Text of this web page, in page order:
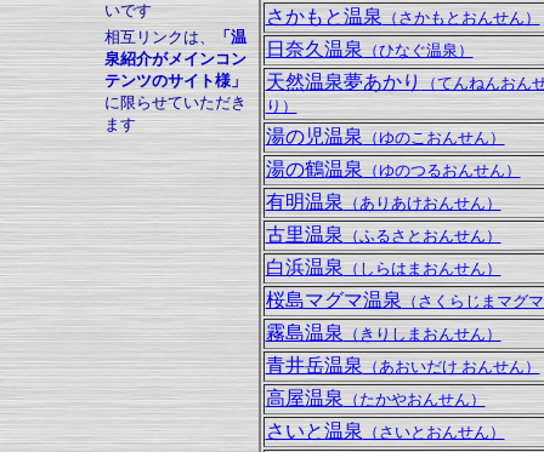
いです
相互リンクは、
「温
泉紹介がメインコン
テンツのサイト様」
に限らせていただき
ます
さかもと温泉（さかもとおんせん）
日奈久温泉（ひなぐ温泉）
天然温泉夢あかり（てんねんおん
り）
湯の児温泉（ゆのこおんせん）
湯の鶴温泉 （ゆのつるおんせん）
有明温泉（ありあけおんせん）
古里温泉（ふるさとおんせん）
白浜温泉 （しらはまおんせん）
桜島マグマ温泉 （さくらじまマグ
霧島温泉 （きりしまおんせん）
青井岳温泉（あおいだけ おんせん）
高屋温泉（たかやおんせん）
さいと温泉 （さいとおんせん）